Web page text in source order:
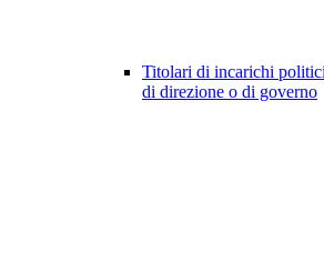
Titolari di incarichi
di direzione o di governo